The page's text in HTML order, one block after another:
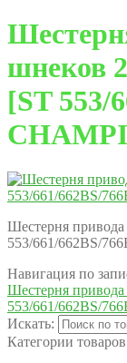
шнеков
[ST 553/
Шестерня
553/661/662BS/
Навигация по
Шестерня
553/661/662BS/
Искать:
Категории товаров